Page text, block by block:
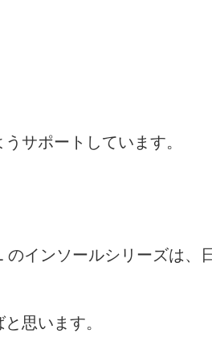
サポートしています。
インソールシリーズは、
思います。